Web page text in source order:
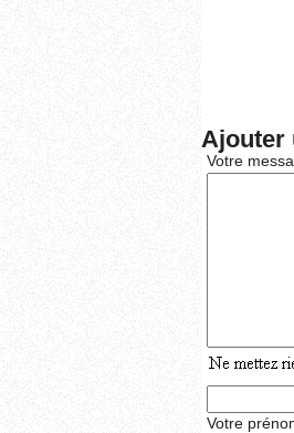
Ajouter
Votre
Votre